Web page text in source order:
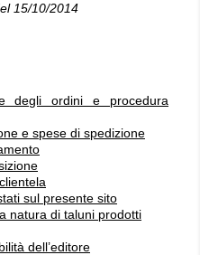
15/10/2014
degli ordini e procedura
e spese di spedizione
sul presente sito
natura di taluni prodotti
dell’editore